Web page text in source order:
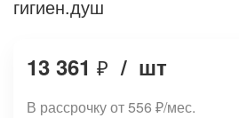
гигиен.душ
13 361 ₽ / шт
В рассрочку от 556 ₽/мес.